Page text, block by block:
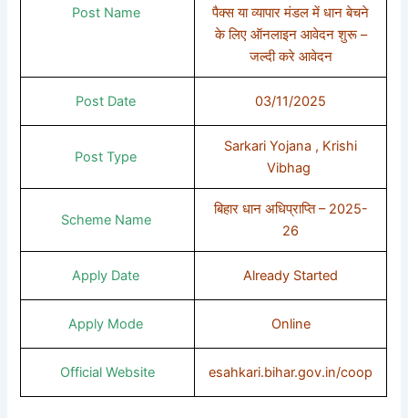
Post Name
पैक्स या व्यापार मंडल में धान बेचने
के लिए ऑनलाइन आवेदन शुरू –
जल्दी करे आवेदन
Post Date 03/11/2025
Post Type
Sarkari Yojana , Krishi
Vibhag
Scheme Name
बिहार धान अधिप्राप्ति – 2025-
26
Apply Date Already Started
Apply Mode Online
Official Website esahkari.bihar.gov.in/coop